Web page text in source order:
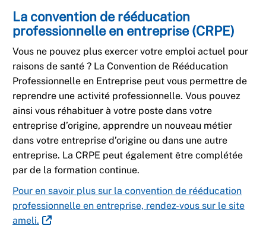
​La convention de rééducation
professionnelle en entreprise (CRPE)​
Vous ne pouvez plus exercer votre emploi actuel pour
raisons de santé ? La Convention de Rééducation
Professionnelle en Entreprise peut vous permettre de
reprendre une activité professionnelle. Vous pouvez
ainsi vous réhabituer à votre poste dans votre
entreprise d’origine, apprendre un nouveau métier
dans votre entreprise d’origine ou dans une autre
entreprise. La CRPE peut également être complétée
par de la formation continue. ​
Pour en savoir plus sur la convention de rééducation
professionnelle en entreprise, rendez-vous sur le site
ameli.